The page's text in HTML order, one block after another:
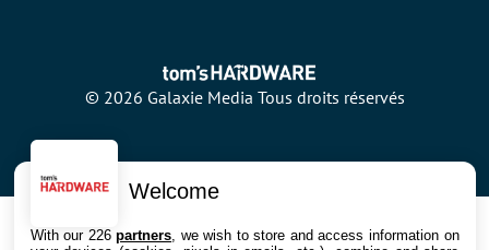
© 2026 Galaxie Media Tous droits réservés
Welcome
With our 226partners , we wish to store and access information on